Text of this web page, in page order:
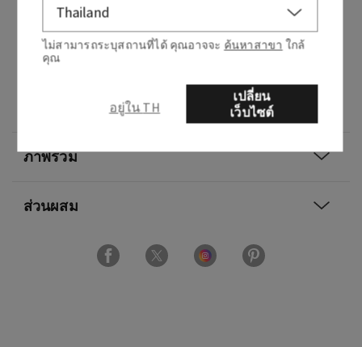
กลิ่นหอมอย่างไร: กลิ่นหอมสดชื่นและดอกไม้อัน
สง่างาม
โน้ต: พริกไทยสีชมพู ดอกอัลมอนด์อุ่นๆ และเมล็ด
ภาพรวม
ส่วนผสม
ไม่สามารถระบุสถานที่ได้ คุณอาจจะ ค้นหาสาขา ใกล้
คุณ
อยู่ใน TH
เปลี่ยน
เว็บไซต์